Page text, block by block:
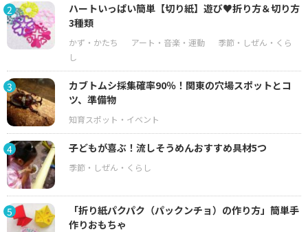
2
ハートいっぱい簡単【切り紙】遊び♥折り方＆切り方
3種類
3
カブトムシ採集確率90％！関東の穴場スポットとコ
ツ、準備物
4 子どもが喜ぶ！流しそうめんおすすめ具材5つ
5
「折り紙パクパク（パックンチョ）の作り方」簡単手
作りおもちゃ